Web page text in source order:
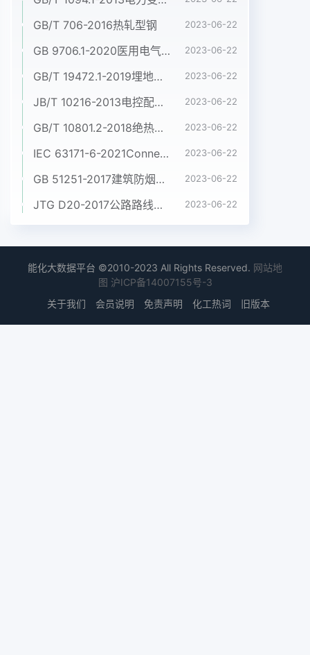
GB/T 706-2016热轧型钢 2023-06-22
GB 9706.1-2020医用电气设备 第1部分:基本安全和基本性能的通用要求 2023-06-22
GB/T 19472.1-2019埋地用聚乙烯(PE)结构壁管道系统 第1部分:聚乙烯双壁波纹管材 2023-06-22
JB/T 10216-2013电控配电用电缆桥架 2023-06-22
GB/T 10801.2-2018绝热用挤塑聚苯乙烯泡沫塑料(XPS) 2023-06-22
IEC 63171-6-2021Connectors for electrical and electronic equipment - Part 6: Detail specification for 2-way and 4-way (data/power), shielded, free and fixed connectors for power and data transmission with frequencies up to 600 MHz 2023-06-22
GB 51251-2017建筑防烟排烟系统技术标准 2023-06-22
JTG D20-2017公路路线设计规范 2023-06-22
能化大数据平台 ©2010-2023 All Rights Reserved. 网站地
图 沪ICP备14007155号-3
关于我们
会员说明 免责声明 化工热词 旧版本